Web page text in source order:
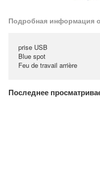
Подробная информация
prise USB
Blue spot
Feu de travail arrière
Последнее